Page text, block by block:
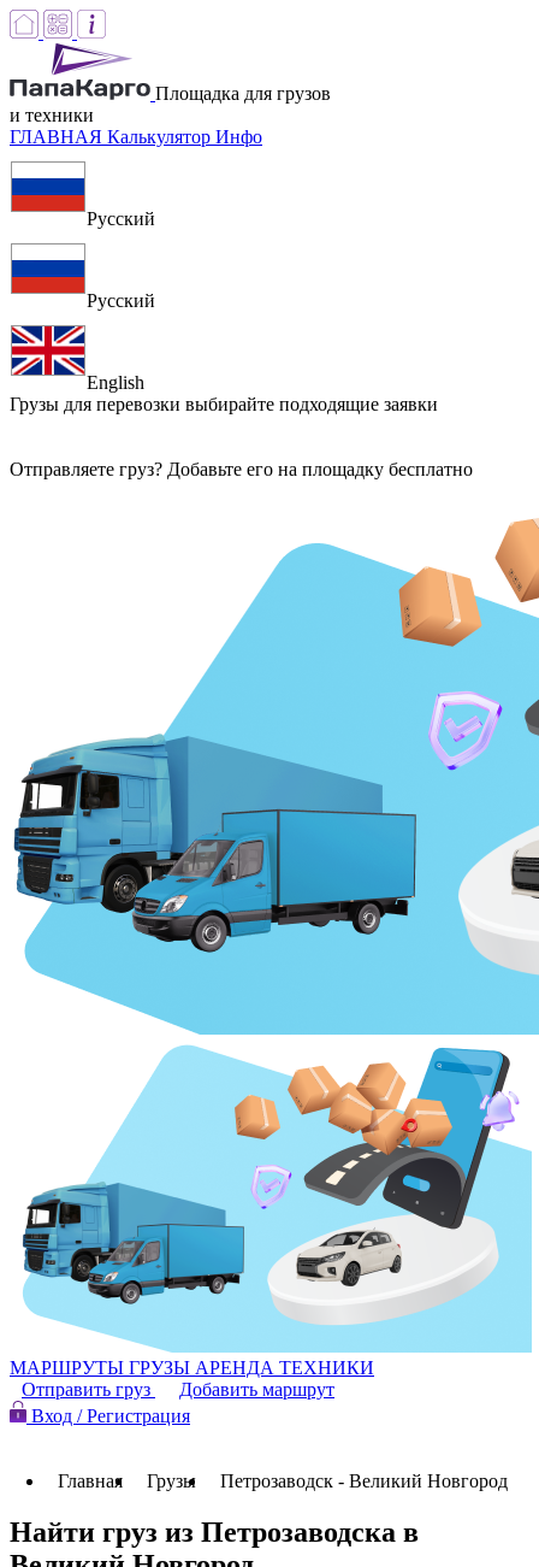
Площадка для грузов
и техники
ГЛАВНАЯ Калькулятор Инфо
Русский
Русский
English
Грузы для перевозки выбирайте подходящие заявки
Отправляете груз? Добавьте его на площадку бесплатно
МАРШРУТЫ ГРУЗЫ АРЕНДА ТЕХНИКИ
Отправить груз
Добавить маршрут
Вход / Регистрация
Главная Грузы Петрозаводск - Великий Новгород
Найти груз из Петрозаводска в